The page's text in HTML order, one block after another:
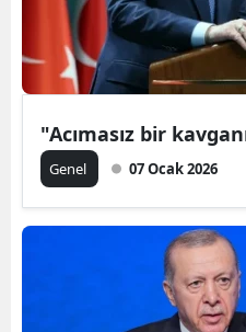
"Acımasız bir
Genel 07 Ocak 2026